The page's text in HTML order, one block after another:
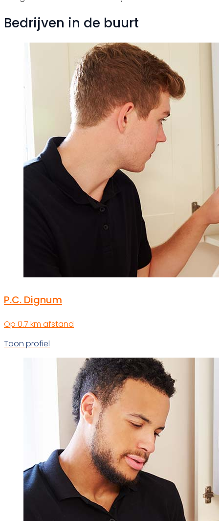
Bedrijven in de buurt
P.C. Dignum
Op 0.7 km afstand
Toon profiel